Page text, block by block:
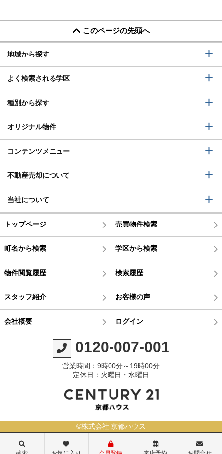
このページの先頭へ
地域から探す
よく検索される学区
種別から探す
オリジナル物件
コンテンツメニュー
不動産売却について
当社について
トップページ 売買物件検索
町名から検索 学区から検索
物件閲覧履歴 検索履歴
スタッフ紹介 お客様の声
会社概要 ログイン
0120-007-001
営業時間：9時00分～19時00分
定休日：火曜日・水曜日
©株式会社 京都ハウス